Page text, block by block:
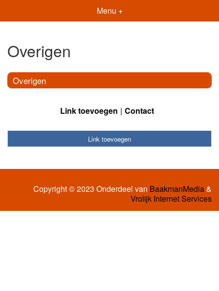
Menu +
Overigen
Overigen
Link toevoegen Contact
Link toevoegen
Copyright © 2023 Onderdeel van BaakmanMedia&
Vrolijk Internet Services